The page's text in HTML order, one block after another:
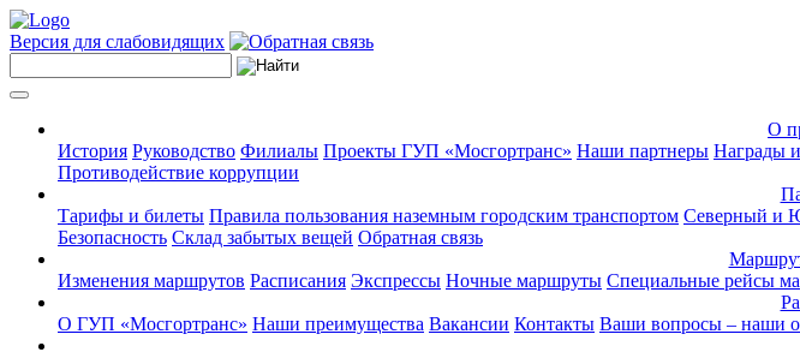
Версия для слабовидящих
О
История Руководство Филиалы Проекты ГУП «Мосгортранс» Наши партнеры Награды
Противодействие коррупции
Тарифы и билеты Правила пользования наземным городским транспортом Северный и
Безопасность Склад забытых вещей Обратная связь
Изменения маршрутов Расписания Экспрессы Ночные маршруты Специальные рейсы
О ГУП «Мосгортранс» Наши преимущества Вакансии Контакты Ваши вопросы – наши